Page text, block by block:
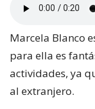
Marcela Blanco
para ella es
actividades, ya
al extranjero.